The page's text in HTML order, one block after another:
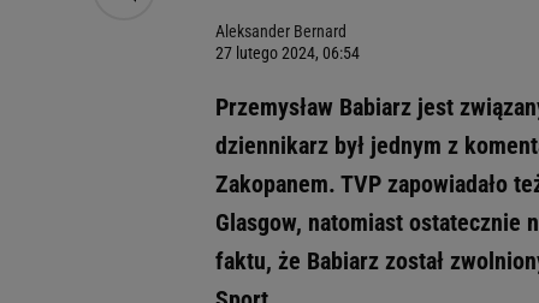
Aleksander Bernard
27 lutego 2024, 06:54
Przemysław Babiarz jest
dziennikarz był jednym z
Zakopanem. TVP zapowiadało
Glasgow, natomiast ostatecznie
faktu, że Babiarz został